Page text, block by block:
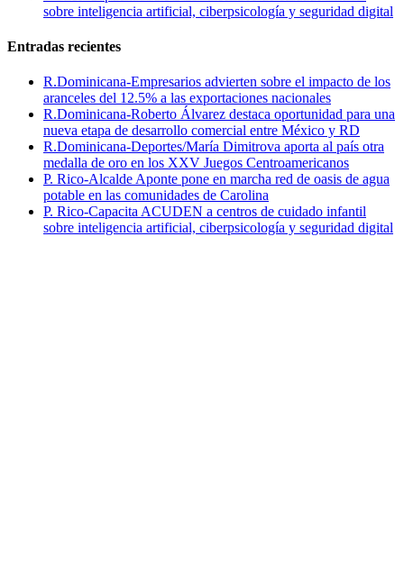
sobre inteligencia artificial, ciberpsicología y seguridad digital
Entradas recientes
R.Dominicana-Empresarios advierten sobre el impacto de los
aranceles del 12.5% a las exportaciones nacionales
R.Dominicana-Roberto Álvarez destaca oportunidad para una
nueva etapa de desarrollo comercial entre México y RD
R.Dominicana-Deportes/María Dimitrova aporta al país otra
medalla de oro en los XXV Juegos Centroamericanos
P. Rico-Alcalde Aponte pone en marcha red de oasis de agua
potable en las comunidades de Carolina
P. Rico-Capacita ACUDEN a centros de cuidado infantil
sobre inteligencia artificial, ciberpsicología y seguridad digital